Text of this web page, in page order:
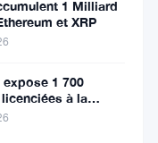
1 Milliard
et XRP
1 700
à la